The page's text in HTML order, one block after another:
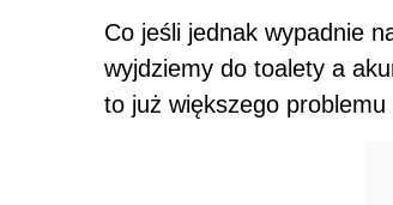
Co jeśli jednak wypadnie
wyjdziemy do toalety a
to już większego